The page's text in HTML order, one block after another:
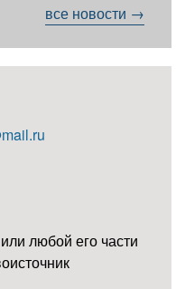
все новости →
любой его части